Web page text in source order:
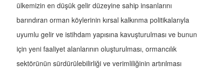
ülkemizin en düşük gelir düzeyine sahip insanlarını
barındıran orman köylerinin kırsal kalkınma politikalarıyla
uyumlu gelir ve istihdam yapısına kavuşturulması ve bunun
için yeni faaliyet alanlarının oluşturulması, ormancılık
sektörünün sürdürülebilirliği ve verimliliğinin artırılması